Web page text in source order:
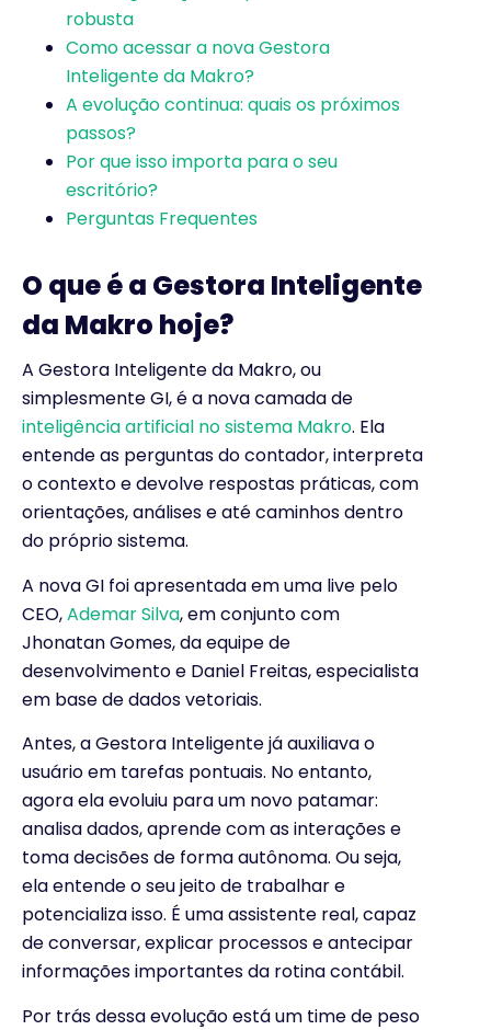
robusta
Como acessar a nova Gestora
Inteligente da Makro?
A evolução continua: quais os próximos
passos?
Por que isso importa para o seu
escritório?
Perguntas Frequentes
O que é a Gestora Inteligente
da Makro hoje?
A Gestora Inteligente da Makro, ou
simplesmente GI, é a nova camada de
inteligência artificial no sistema Makro. Ela
entende as perguntas do contador, interpreta
o contexto e devolve respostas práticas, com
orientações, análises e até caminhos dentro
do próprio sistema.
A nova GI foi apresentada em uma live pelo
CEO,Ademar Silva, em conjunto com
Jhonatan Gomes, da equipe de
desenvolvimento e Daniel Freitas, especialista
em base de dados vetoriais.
Antes, a Gestora Inteligente já auxiliava o
usuário em tarefas pontuais. No entanto,
agora ela evoluiu para um novo patamar:
analisa dados, aprende com as interações e
toma decisões de forma autônoma. Ou seja,
ela entende o seu jeito de trabalhar e
potencializa isso. É uma assistente real, capaz
de conversar, explicar processos e antecipar
informações importantes da rotina contábil.
Por trás dessa evolução está um time de peso